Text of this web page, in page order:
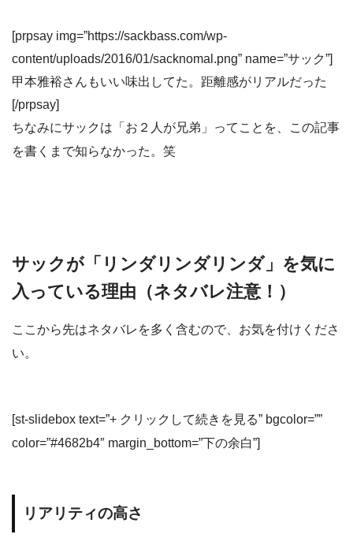
[prpsay img=”https://sackbass.com/wp-
content/uploads/2016/01/sacknomal.png” name=”サック”]
甲本雅裕さんもいい味出してた。距離感がリアルだった
[/prpsay]
ちなみにサックは「お２人が兄弟」ってことを、この記事
を書くまで知らなかった。笑
サックが「リンダリンダリンダ」を気に
入っている理由（ネタバレ注意！）
ここから先はネタバレを多く含むので、お気を付けくださ
い。
[st-slidebox text=”+ クリックして続きを見る” bgcolor=””
color=”#4682b4″ margin_bottom=”下の余白”]
リアリティの高さ